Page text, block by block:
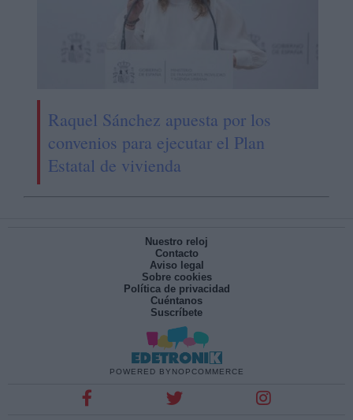
Raquel Sánchez apuesta por los
convenios para ejecutar el Plan
Estatal de vivienda
Nuestro reloj
Contacto
Aviso legal
Sobre cookies
Política de privacidad
Cuéntanos
Suscríbete
POWERED BY NOPCOMMERCE